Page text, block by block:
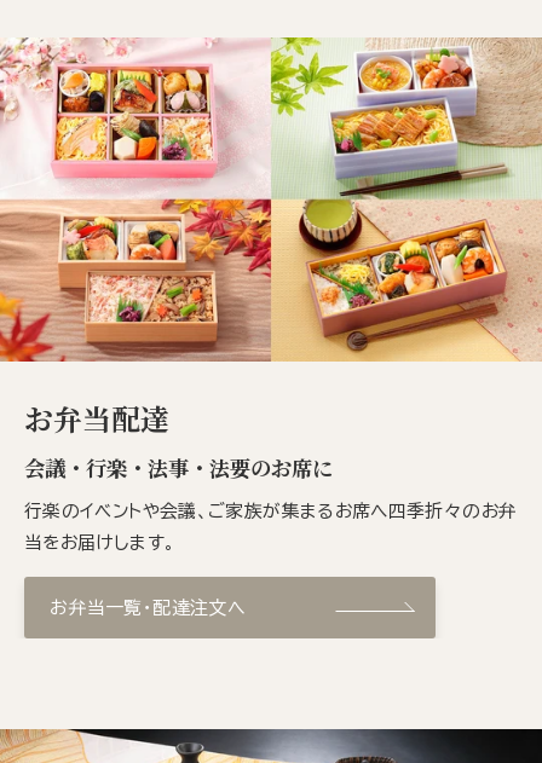
お弁当配達
会議・行楽・法事・法要のお席に
行楽のイベントや会議、ご家族が集まるお席へ四季折々のお弁
当をお届けします。
お弁当一覧・配達注文へ